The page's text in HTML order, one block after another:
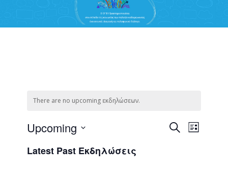
There are no upcoming εκδηλώσεων.
Αναζήτηση
Views
List
Upcoming
date.
Latest Past Εκδηλώσεις